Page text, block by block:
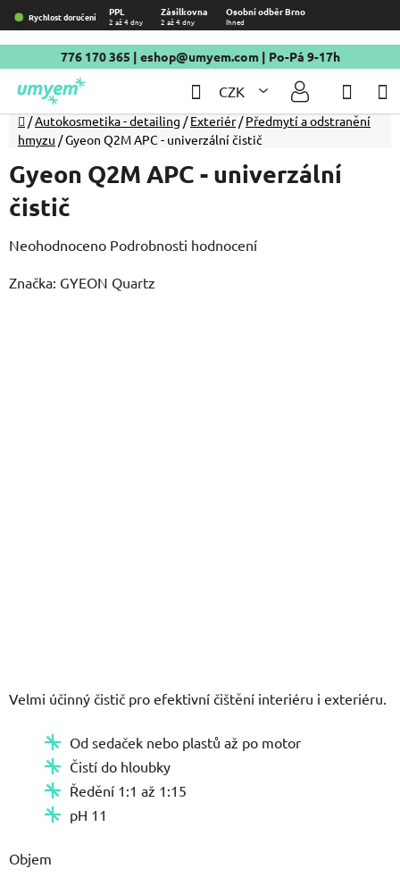
Přejít
na
obsah
Rychlost doručení PPL Zásilkovna Osobní odběr Brno
2 až 4 dny 2 až 4 dny Ihned
776 170 365 | eshop@umyem.com| Po-Pá 9-17h
CZK
Hledat
Domů
/Autokosmetika - detailing / Exteriér / Předmytí a odstranění
hmyzu /Gyeon Q2M APC - univerzální čistič
Velmi účinný čistič pro efektivní čištění interiéru i exteriéru.
Od sedaček nebo plastů až po motor
Čistí do hloubky
Ředění 1:1 až 1:15
pH 11
Objem
Gyeon Q2M APC - univerzální
čistič
Průměrné
produktu
Neohodnoceno Podrobnosti hodnocení
Značka: GYEON Quartz